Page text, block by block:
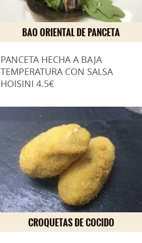
BAO ORIENTAL DE PANCETA
PANCETA HECHA A BAJA
TEMPERATURA CON SALSA
HOISINI 4.5€
CROQUETAS DE COCIDO